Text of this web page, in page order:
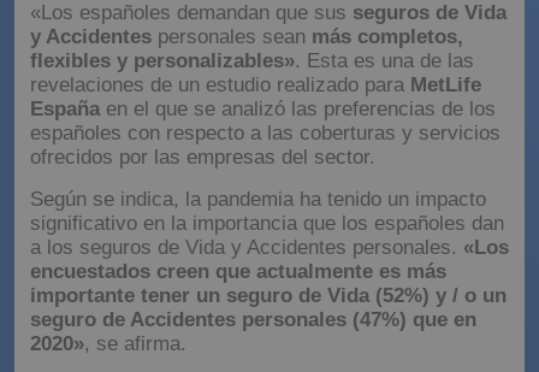
«Los españoles demandan que sus seguros de Vida
y Accidentes personales sean más completos,
flexibles y personalizables». Esta es una de las
revelaciones de un estudio realizado para MetLife
Españaen el que se analizó las preferencias de los
españoles con respecto a las coberturas y servicios
ofrecidos por las empresas del sector.
Según se indica, la pandemia ha tenido un impacto
significativo en la importancia que los españoles dan
a los seguros de Vida y Accidentes personales. «Los
encuestados creen que actualmente es más
importante tener un seguro de Vida (52%) y / o un
seguro de Accidentes personales (47%) que en
2020», se afirma.